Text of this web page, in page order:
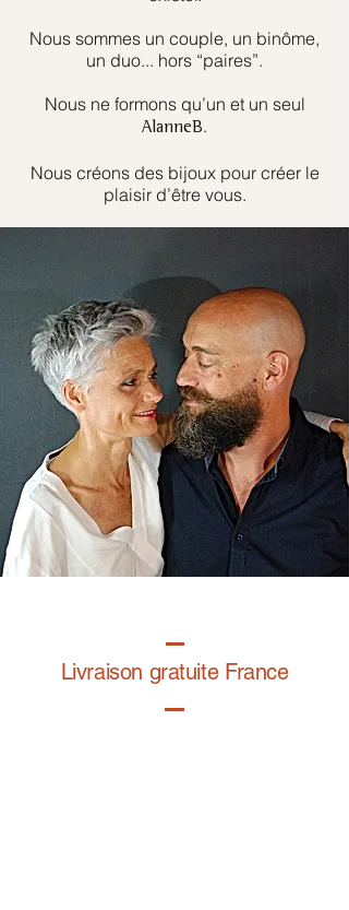
Nous sommes un couple, un binôme,
un duo... hors “paires”.
Nous ne formons qu’un et un seul
AlanneB.
Nous créons des bijoux pour créer le
plaisir d’être vous.
Livraison gratuite France